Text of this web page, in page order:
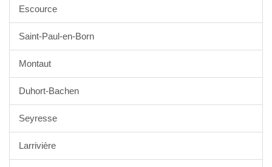
Escource
Saint-Paul-en-Born
Montaut
Duhort-Bachen
Seyresse
Larrivière